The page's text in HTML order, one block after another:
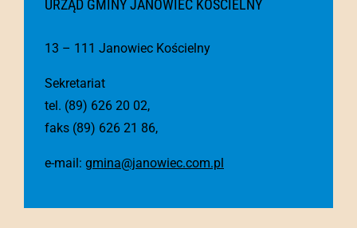
URZĄD GMINY JANOWIEC KOŚCIELNY
13 – 111 Janowiec Kościelny
Sekretariat
tel. (89) 626 20 02,
faks (89) 626 21 86,
e-mail: gmina@janowiec.com.pl